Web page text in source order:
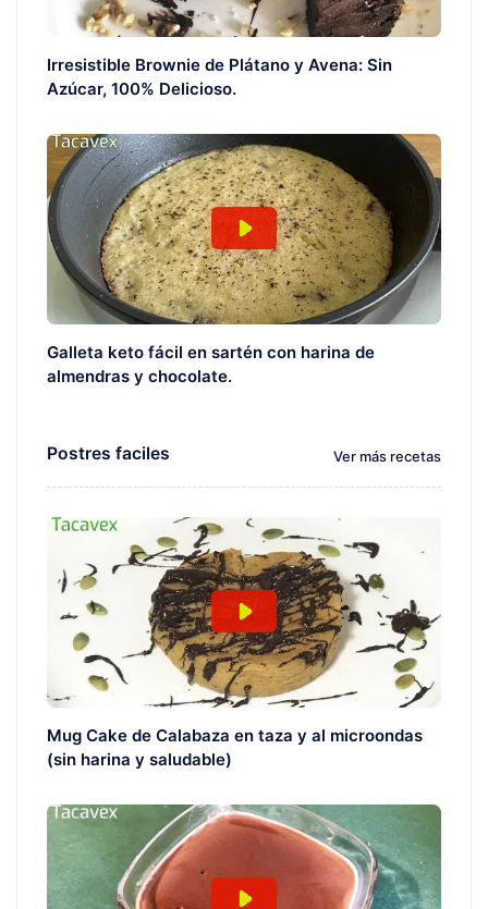
Irresistible Brownie de Plátano y Avena: Sin
Azúcar, 100% Delicioso.
Galleta keto fácil en sartén con harina de
almendras y chocolate.
Postres faciles Ver más recetas
Mug Cake de Calabaza en taza y al microondas
(sin harina y saludable)